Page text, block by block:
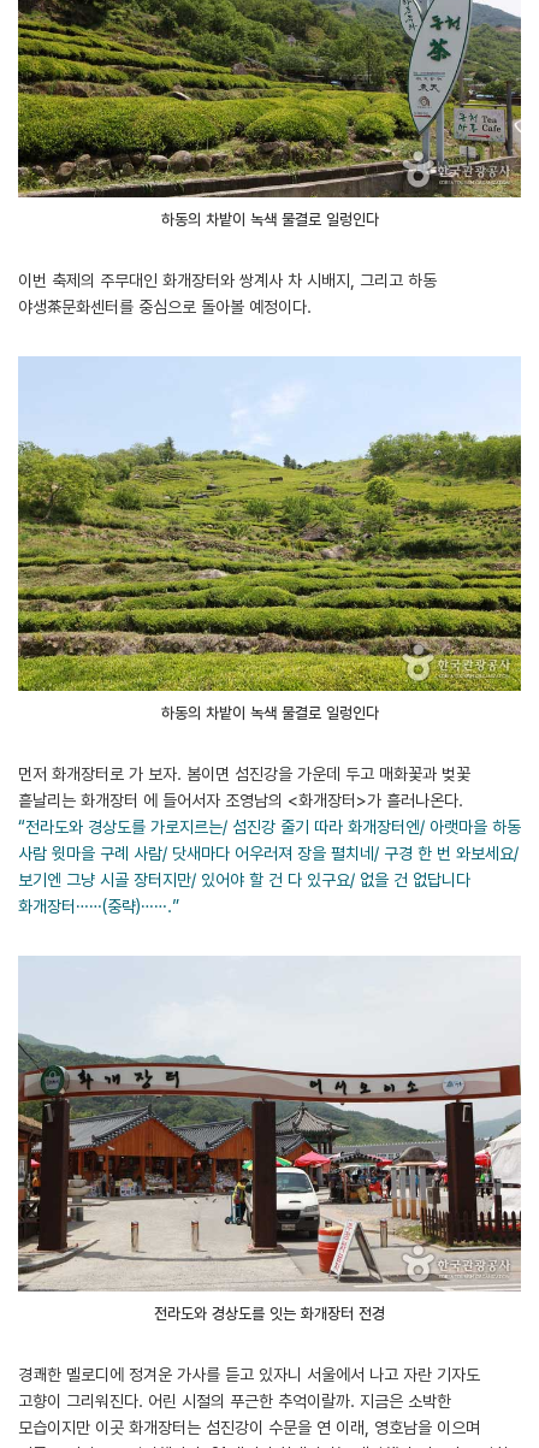
하동의 차밭이 녹색 물결로 일렁인다
이번 축제의 주무대인 화개장터와 쌍계사 차 시배지, 그리고 하동
야생茶문화센터를 중심으로 돌아볼 예정이다.
하동의 차밭이 녹색 물결로 일렁인다
먼저 화개장터로 가 보자. 봄이면 섬진강을 가운데 두고 매화꽃과 벚꽃
흩날리는 화개장터 에 들어서자 조영남의 <화개장터>가 흘러나온다.
“전라도와 경상도를 가로지르는/ 섬진강 줄기 따라 화개장터엔/ 아랫마을 하동
사람 윗마을 구례 사람/ 닷새마다 어우러져 장을 펼치네/ 구경 한 번 와보세요/
보기엔 그냥 시골 장터지만/ 있어야 할 건 다 있구요/ 없을 건 없답니다
화개장터……(중략)…….”
전라도와 경상도를 잇는 화개장터 전경
경쾌한 멜로디에 정겨운 가사를 듣고 있자니 서울에서 나고 자란 기자도
고향이 그리워진다. 어린 시절의 푸근한 추억이랄까. 지금은 소박한
모습이지만 이곳 화개장터는 섬진강이 수문을 연 이래, 영호남을 이으며